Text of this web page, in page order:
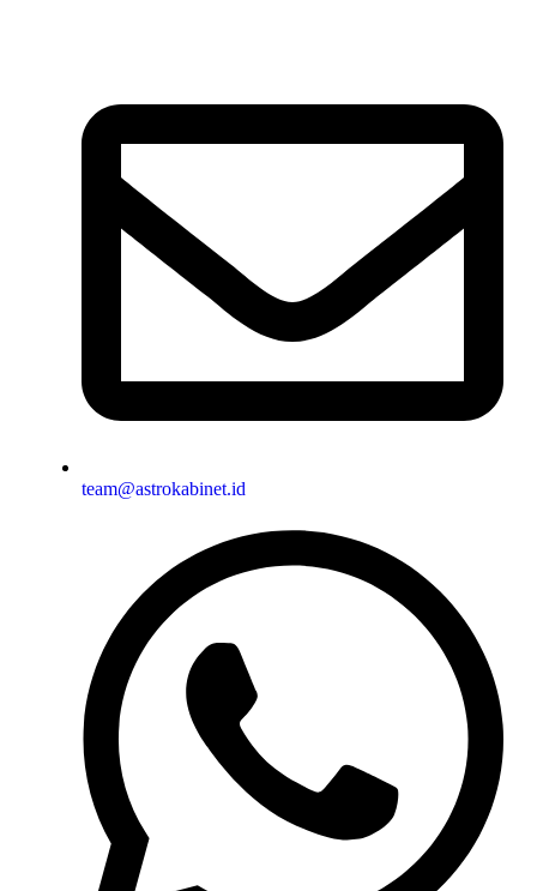
team@astrokabinet.id